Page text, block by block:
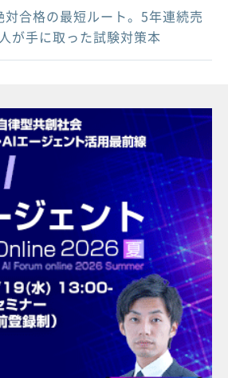
合格の最短ルート。5年連続売
が手に取った試験対策本